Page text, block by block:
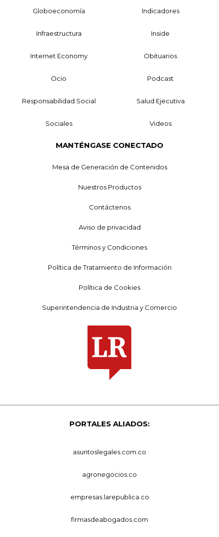
Globoeconomía Indicadores
Infraestructura Inside
Internet Economy Obituarios
Ocio Podcast
Responsabilidad Social Salud Ejecutiva
Sociales Videos
MANTÉNGASE CONECTADO
Mesa de Generación de Contenidos
Nuestros Productos
Contáctenos
Aviso de privacidad
Términos y Condiciones
Política de Tratamiento de Información
Política de Cookies
Superintendencia de Industria y Comercio
PORTALES ALIADOS:
asuntoslegales.com.co
agronegocios.co
empresas.larepublica.co
firmasdeabogados.com